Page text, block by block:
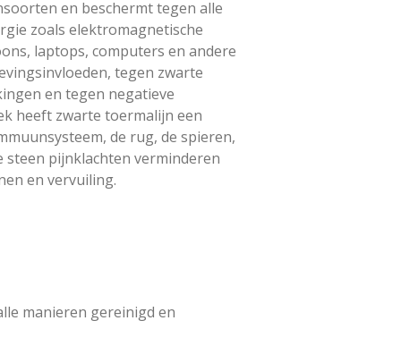
en beschermt tegen alle
zoals elektromagnetische
laptops, computers en andere
tegen zwarte
en tegen negatieve
heeft zwarte toermalijn een
de rug, de spieren,
steen pijnklachten verminderen
en vervuiling.
manieren gereinigd en